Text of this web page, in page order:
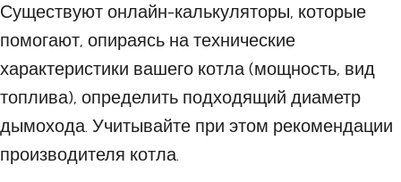
Существуют онлайн-калькуляторы, которые
помогают, опираясь на технические
характеристики вашего котла (мощность, вид
топлива), определить подходящий диаметр
дымохода. Учитывайте при этом рекомендации
производителя котла.